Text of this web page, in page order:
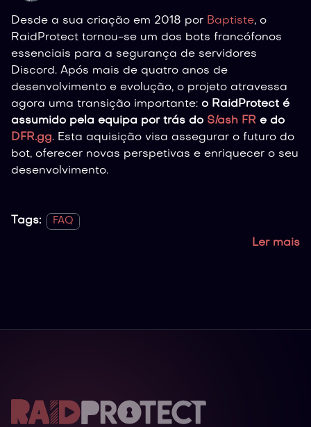
Desde a sua criação em 2018 por Baptiste, o
RaidProtect tornou-se um dos bots francófonos
essenciais para a segurança de servidores
Discord. Após mais de quatro anos de
desenvolvimento e evolução, o projeto atravessa
agora uma transição importante: o RaidProtect é
assumido pela equipa por trás do Slash FR e do
DFR.gg. Esta aquisição visa assegurar o futuro do
bot, oferecer novas perspetivas e enriquecer o seu
desenvolvimento.
Tags: FAQ
Ler mais